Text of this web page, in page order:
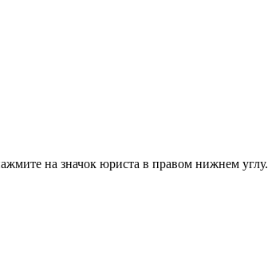
на значок юриста в правом нижнем углу.